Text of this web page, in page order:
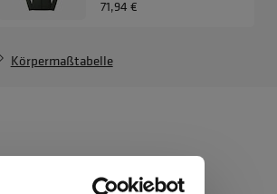
71,94 €
Körpermaßtabelle